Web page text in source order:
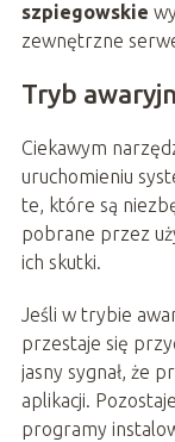
szpiegowskie
zewnętrzne
Tryb
Ciekawym
uruchomieniu
te, które są
pobrane przez
ich skutki.
Jeśli w trybie
przestaje się
jasny sygnał, że
aplikacji.
programy